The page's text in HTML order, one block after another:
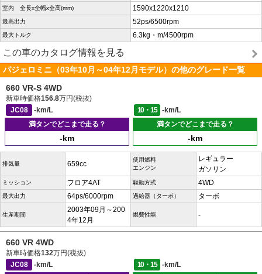
室内 全長x全幅x全高(mm) 1590x1220x1210
最高出力 52ps/6500rpm
最大トルク 6.3kg・m/4500rpm
この車のカタログ情報を見る
パジェロミニ（03年10月～04年12月モデル）の他のグレード一覧
660 VR-S 4WD
新車時価格156.8万円(税抜)
JC08
-km/L 10・15
-km/L
満タンでどこまで走る？
-km
満タンでどこまで走る？
-km
排気量 659cc
使用燃料
エンジン
レギュラー
ガソリン
ミッション フロア4AT 駆動方式 4WD
最大出力 64ps/6000rpm 過給器（ターボ） ターボ
生産期間
2003年09月～200
4年12月
燃費性能 -
660 VR 4WD
新車時価格132万円(税抜)
JC08
-km/L 10・15
-km/L